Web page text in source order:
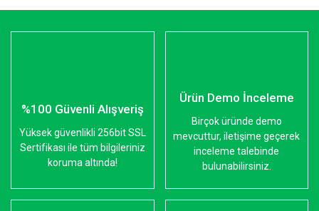
%100 Güvenli Alışveriş
Yüksek güvenlikli 256bit SSL
Sertifikası ile tüm bilgileriniz
koruma altında!
Ürün Demo İnceleme
Birçok üründe demo
mevcuttur, iletişime geçerek
inceleme talebinde
bulunabilirsiniz.